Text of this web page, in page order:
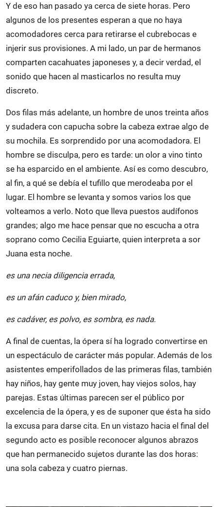
Y de eso han pasado ya cerca de siete horas. Pero
algunos de los presentes esperan a que no haya
acomodadores cerca para retirarse el cubrebocas e
injerir sus provisiones. A mi lado, un par de hermanos
comparten cacahuates japoneses y, a decir verdad, el
sonido que hacen al masticarlos no resulta muy
discreto.
Dos filas más adelante, un hombre de unos treinta años
y sudadera con capucha sobre la cabeza extrae algo de
su mochila. Es sorprendido por una acomodadora. El
hombre se disculpa, pero es tarde: un olor a vino tinto
se ha esparcido en el ambiente. Así es como descubro,
al fin, a qué se debía el tufillo que merodeaba por el
lugar. El hombre se levanta y somos varios los que
volteamos a verlo. Noto que lleva puestos audífonos
grandes; algo me hace pensar que no escucha a otra
soprano como Cecilia Eguiarte, quien interpreta a sor
Juana esta noche.
es una necia diligencia errada,
es un afán caduco y, bien mirado,
es cadáver, es polvo, es sombra, es nada.
A final de cuentas, la ópera sí ha logrado convertirse en
un espectáculo de carácter más popular. Además de los
asistentes emperifollados de las primeras filas, también
hay niños, hay gente muy joven, hay viejos solos, hay
parejas. Estas últimas parecen ser el público por
excelencia de la ópera, y es de suponer que ésta ha sido
la excusa para darse cita. En un vistazo hacia el final del
segundo acto es posible reconocer algunos abrazos
que han permanecido sujetos durante las dos horas:
una sola cabeza y cuatro piernas.